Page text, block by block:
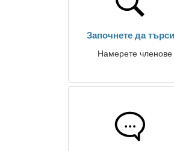
Започнете да
Намерете членове